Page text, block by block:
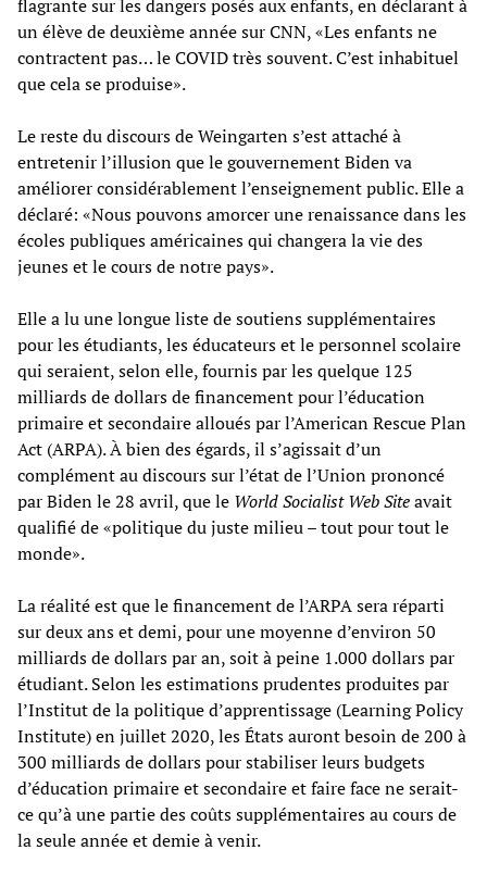
flagrante sur les dangers posés aux enfants, en déclarant à
un élève de deuxième année sur CNN, «Les enfants ne
contractent pas… le COVID très souvent. C’est inhabituel
que cela se produise».
Le reste du discours de Weingarten s’est attaché à
entretenir l’illusion que le gouvernement Biden va
améliorer considérablement l’enseignement public. Elle a
déclaré: «Nous pouvons amorcer une renaissance dans les
écoles publiques américaines qui changera la vie des
jeunes et le cours de notre pays».
Elle a lu une longue liste de soutiens supplémentaires
pour les étudiants, les éducateurs et le personnel scolaire
qui seraient, selon elle, fournis par les quelque 125
milliards de dollars de financement pour l’éducation
primaire et secondaire alloués par l’American Rescue Plan
Act (ARPA). À bien des égards, il s’agissait d’un
complément au discours sur l’état de l’Union prononcé
par Biden le 28 avril, que le World Socialist Web Siteavait
qualifié de «politique du juste milieu – tout pour tout le
monde».
La réalité est que le financement de l’ARPA sera réparti
sur deux ans et demi, pour une moyenne d’environ 50
milliards de dollars par an, soit à peine 1.000 dollars par
étudiant. Selon les estimations prudentes produites par
l’Institut de la politique d’apprentissage (Learning Policy
Institute) en juillet 2020, les États auront besoin de 200 à
300 milliards de dollars pour stabiliser leurs budgets
d’éducation primaire et secondaire et faire face ne serait-
ce qu’à une partie des coûts supplémentaires au cours de
la seule année et demie à venir.